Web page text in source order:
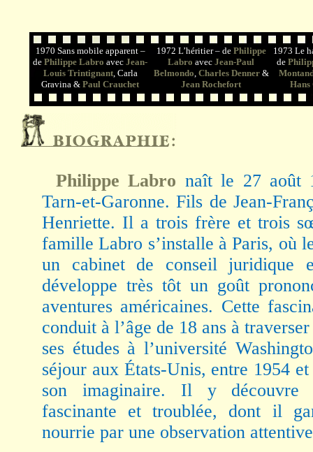
1970 Sans mobile apparent –
de Philippe Labro avec Jean-
Louis Trintignant, Carla
Gravina & Paul Crauchet
1972 L’héritier – de Philippe
Labro avec Jean-Paul
Belmondo, Charles Denner&
Jean Rochefort
1973 Le
de
Hans
Philippe Labro naît le 27 août
Tarn-et-Garonne. Fils de Jean-
Henriette. Il a trois frère et trois
famille Labro s’installe à Paris, où
un cabinet de conseil juridique
développe très tôt un goût
aventures américaines. Cette
conduit à l’âge de 18 ans à
ses études à l’université
séjour aux États-Unis, entre 1954
son imaginaire. Il y découvre
fascinante et troublée, dont il
nourrie par une observation